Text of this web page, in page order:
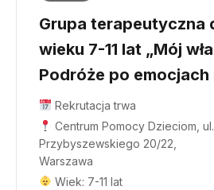
Grupa terapeutyczna
wieku 7-11 lat „Mój
Podróże po emocjach
Rekrutacja trwa
Centrum Pomocy Dzieciom, ul.
Przybyszewskiego 20/22,
Warszawa
Wiek: 7-11 lat